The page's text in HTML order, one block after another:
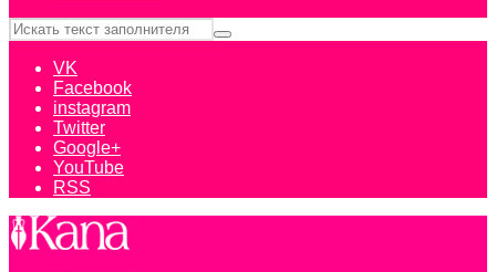
VK
Facebook
instagram
Twitter
Google+
YouTube
RSS